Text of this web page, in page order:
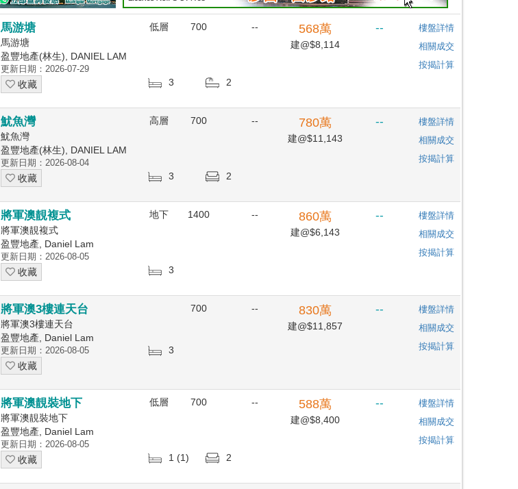
馬游塘
馬游塘
盈豐地產(林生), DANIEL LAM
更新日期：2026-07-29
收藏
低層
3 2
700 -- 568萬
建@$8,114
--
樓盤詳情
相關成交
按揭計算
魷魚灣
魷魚灣
盈豐地產(林生), DANIEL LAM
更新日期：2026-08-04
收藏
高層
3 2
700 -- 780萬
建@$11,143
--
樓盤詳情
相關成交
按揭計算
將軍澳靚複式
將軍澳靚複式
盈豐地產, Daniel Lam
更新日期：2026-08-05
收藏
地下
3
1400 -- 860萬
建@$6,143
--
樓盤詳情
相關成交
按揭計算
將軍澳3樓連天台
將軍澳3樓連天台
盈豐地產, Daniel Lam
更新日期：2026-08-05
收藏
3
700 -- 830萬
建@$11,857
--
樓盤詳情
相關成交
按揭計算
將軍澳靚裝地下
將軍澳靚裝地下
盈豐地產, Daniel Lam
更新日期：2026-08-05
收藏
低層
1 (1) 2
700 -- 588萬
建@$8,400
--
樓盤詳情
相關成交
按揭計算